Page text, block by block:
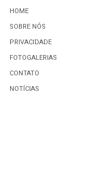
HOME
SOBRE NÓS
PRIVACIDADE
FOTOGALERIAS
CONTATO
NOTÍCIAS